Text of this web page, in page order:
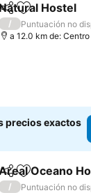
CompartirAgregar a
Natural Hostel
/
Puntuación no
a 12.0 km de:
precios exactos
Agregar a
Oceano
/
Puntuación no